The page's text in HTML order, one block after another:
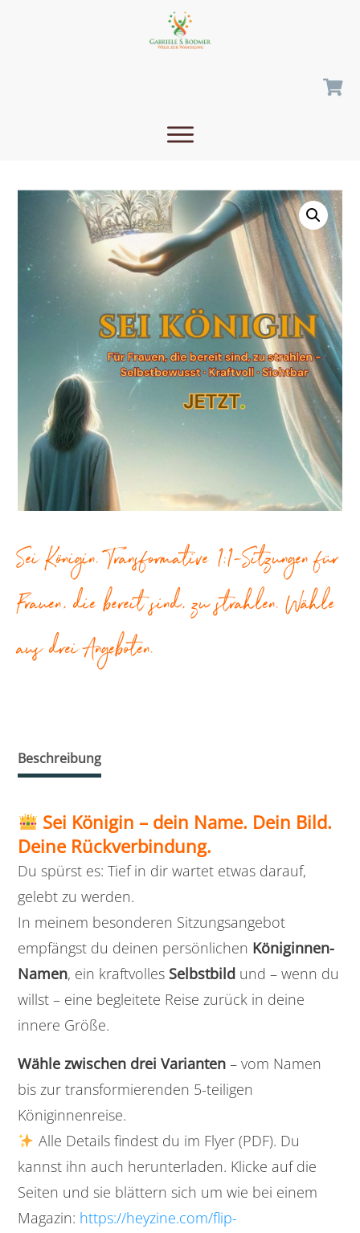
Sei Königin. Transformative 1:1-Sitzungen für
Frauen, die bereit sind, zu strahlen. Wähle
aus drei Angeboten.
Beschreibung
Sei Königin – dein Name. Dein Bild.
Deine Rückverbindung.
Du spürst es: Tief in dir wartet etwas darauf,
gelebt zu werden.
In meinem besonderen Sitzungsangebot
empfängst du deinen persönlichen Königinnen-
Namen, ein kraftvolles Selbstbild und – wenn du
willst – eine begleitete Reise zurück in deine
innere Größe.
Wähle zwischen drei Varianten – vom Namen
bis zur transformierenden 5-teiligen
Königinnenreise.
Alle Details findest du im Flyer (PDF). Du
kannst ihn auch herunterladen. Klicke auf die
Seiten und sie blättern sich um wie bei einem
Magazin: https://heyzine.com/flip-